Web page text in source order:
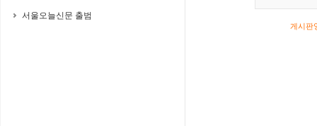
서울오늘신문 출범
게시판